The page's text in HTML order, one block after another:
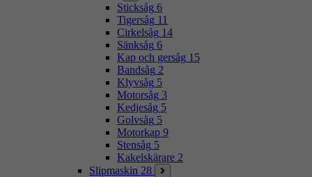
Sticksåg 6
Tigersåg 11
Cirkelsåg 14
Sänksåg 6
Kap och gersåg 15
Bandsåg 2
Klyvsåg 5
Motorsåg 3
Kedjesåg 5
Golvsåg 5
Motorkap 9
Stensåg 5
Kakelskärare 2
Slipmaskin 28